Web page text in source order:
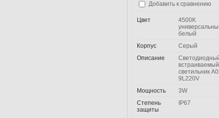
Добавить к сравнению
Цвет
4500K
белый
Корпус
Серый
Описание
встраиваемый
светильник
9L220V
Мощность
3W
Степень
защиты
IP67